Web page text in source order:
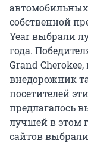
собственной
Year выбрали
года.
Grand
внедорожник
посетителей
предлагалось
лучшей в этом
сайтов